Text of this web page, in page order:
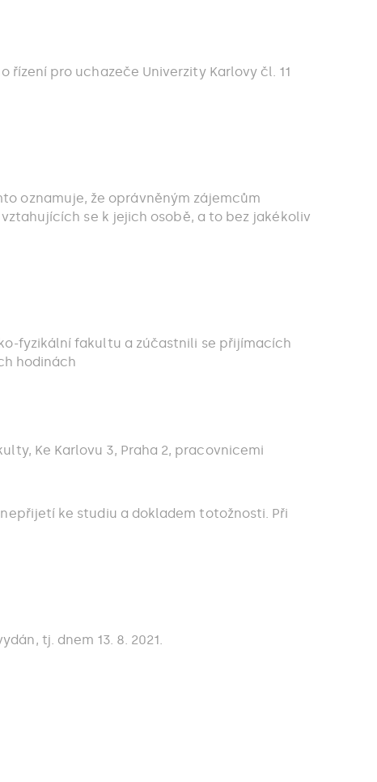
řízení pro uchazeče Univerzity Karlovy čl. 11
oznamuje, že oprávněným zájemcům
se k jejich osobě, a to bez jakékoliv
fyzikální fakultu a zúčastnili se přijímacích
hodinách
Ke Karlovu 3, Praha 2, pracovnicemi
ke studiu a dokladem totožnosti. Při
tj. dnem 13. 8. 2021.